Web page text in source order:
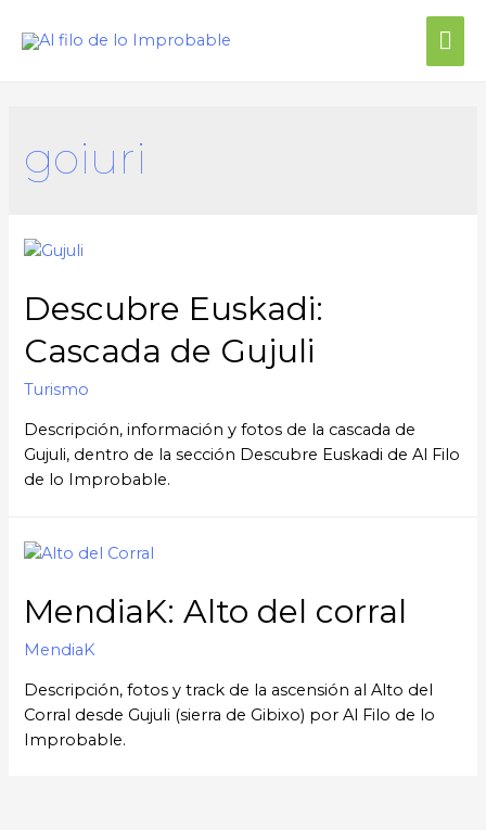
goiuri
Descubre Euskadi:
Cascada de Gujuli
Turismo
Descripción, información y fotos de la cascada de
Gujuli, dentro de la sección Descubre Euskadi de Al Filo
de lo Improbable.
MendiaK: Alto del corral
MendiaK
Descripción, fotos y track de la ascensión al Alto del
Corral desde Gujuli (sierra de Gibixo) por Al Filo de lo
Improbable.